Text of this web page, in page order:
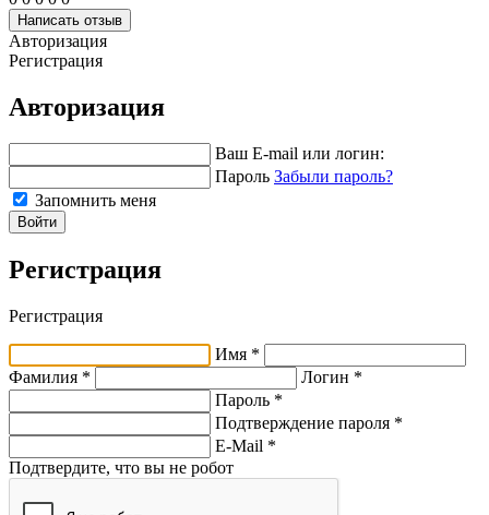
Написать отзыв
Авторизация
Регистрация
Авторизация
Ваш E-mail или логин:
Пароль Забыли пароль?
Запомнить меня
Войти
Регистрация
Регистрация
Имя *
Фамилия *
Логин *
Пароль *
Подтверждение пароля *
E-Mail *
Подтвердите, что вы не робот